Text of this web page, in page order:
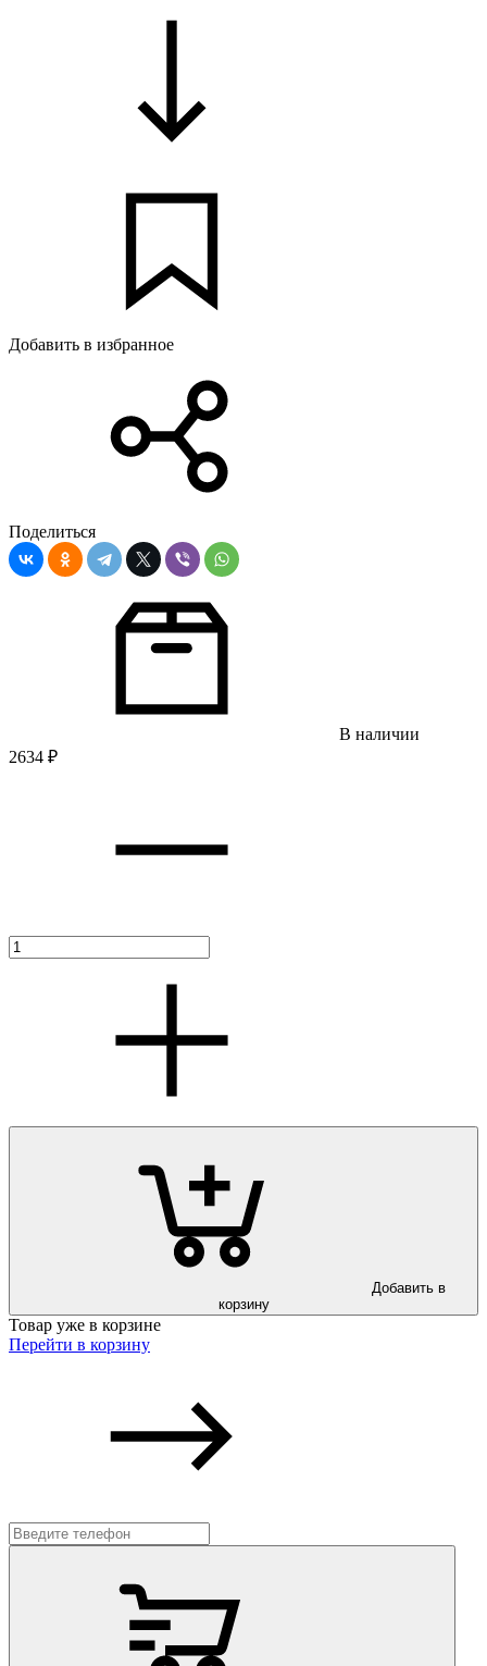
Добавить в избранное
Поделиться
В наличии
2634 ₽
корзину
Товар уже в корзине
Перейти в корзину